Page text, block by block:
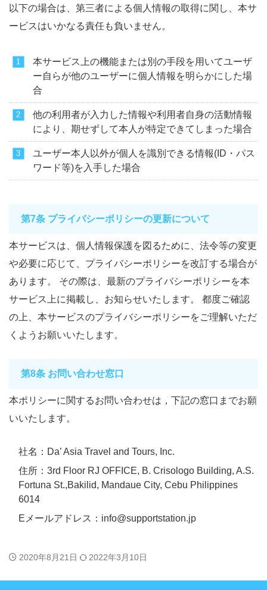
以下の場合は、第三者による個人情報の取得に関し、本サ
ービスはいかなる責任も負いません。
本サービス上の機能または別の手段を用いてユーザ
ー自らが他のユーザーに個人情報を明らかにした場
合
他の利用者が入力した情報や利用者自身の活動情報
により、期せずして本人が特定できてしまった場合
ユーザー本人以外が個人を識別できる情報(ID・パス
ワード等)を入手した場合
第7条 プライバシーポリシーの更新について
本サービスは、個人情報保護を図るために、法令等の変更
や必要に応じて、プライバシーポリシーを改訂する場合が
あります。 その際は、最新のプライバシーポリシーを本
サービス上に掲載し、お知らせいたします。 都度ご確認
の上、本サービスのプライバシーポリシーをご理解いただ
くようお願いいたします。
第8条 お問い合わせ窓口
本ポリシーに関するお問い合わせは，下記の窓口までお願
いいたします。
社名：Da’ Asia Travel and Tours, Inc.
住所：3rd Floor RJ OFFICE, B. Crisologo Building, A.S.
Fortuna St.,Bakilid, Mandaue City, Cebu Philippines
6014
Eメールアドレス：info@supportstation.jp
2020年8月21日 2022年3月10日